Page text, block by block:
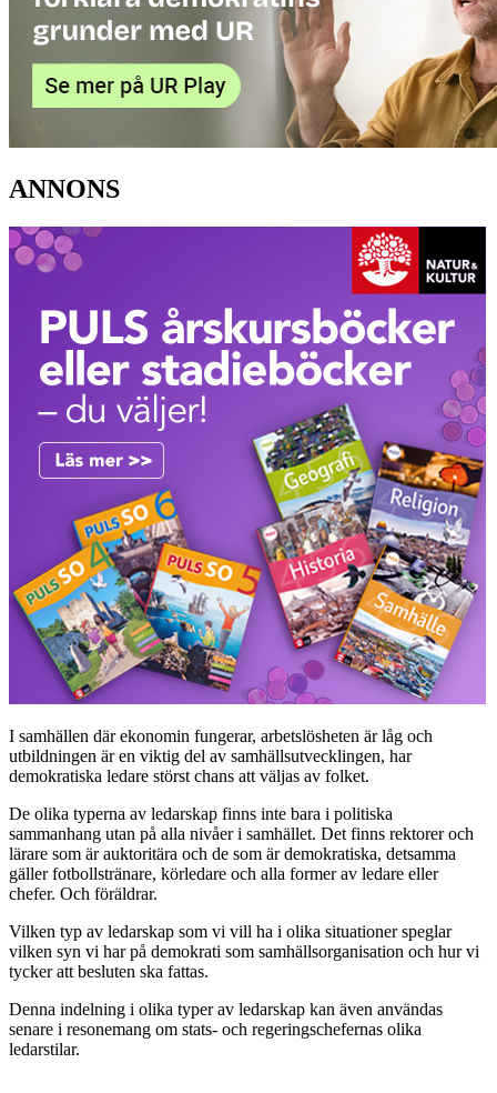
ANNONS
I samhällen där ekonomin fungerar, arbetslösheten är låg och
utbildningen är en viktig del av samhällsutvecklingen, har
demokratiska ledare störst chans att väljas av folket.
De olika typerna av ledarskap finns inte bara i politiska
sammanhang utan på alla nivåer i samhället. Det finns rektorer och
lärare som är auktoritära och de som är demokratiska, detsamma
gäller fotbollstränare, körledare och alla former av ledare eller
chefer. Och föräldrar.
Vilken typ av ledarskap som vi vill ha i olika situationer speglar
vilken syn vi har på demokrati som samhällsorganisation och hur vi
tycker att besluten ska fattas.
Denna indelning i olika typer av ledarskap kan även användas
senare i resonemang om stats- och regeringschefernas olika
ledarstilar.